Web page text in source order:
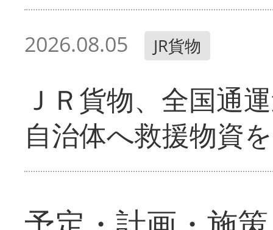
2026.08.05 JR貨物
ＪＲ貨物、全国通
自治体へ救援物資